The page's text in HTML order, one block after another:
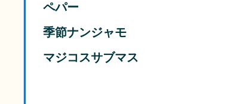
ペパー
季節ナンジャモ
マジコスサブマス